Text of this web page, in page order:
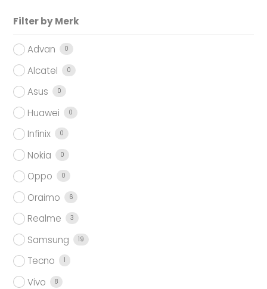
Filter by Merk
Advan 0
Alcatel 0
Asus 0
Huawei 0
Infinix 0
Nokia 0
Oppo 0
Oraimo 6
Realme 3
Samsung 19
Tecno 1
Vivo 8